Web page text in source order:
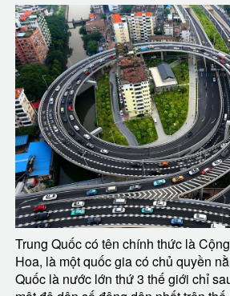
Trung Quốc có tên chính thức là
Hoa, là một quốc gia có chủ quyền
Quốc là nước lớn thứ 3 thế giới chỉ